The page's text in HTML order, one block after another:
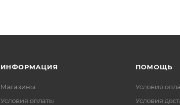
ИНФОРМАЦИЯ
Магазины
Условия оплаты
ПОМОЩЬ
Условия
Условия